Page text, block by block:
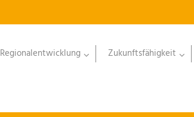
Regionalentwicklung Zukunftsfähigkeit